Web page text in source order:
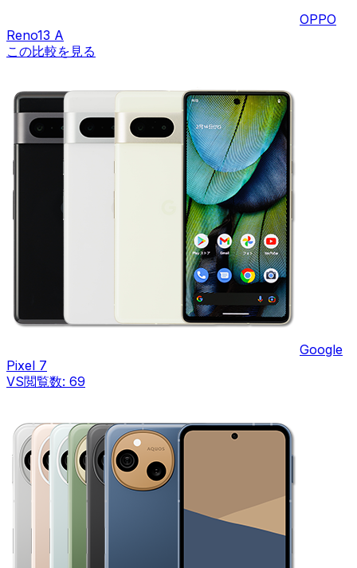
OPPO
Reno13 A
この比較を見る
Google
Pixel 7
VS閲覧数: 69